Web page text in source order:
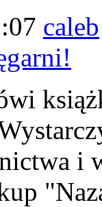
caleb
i